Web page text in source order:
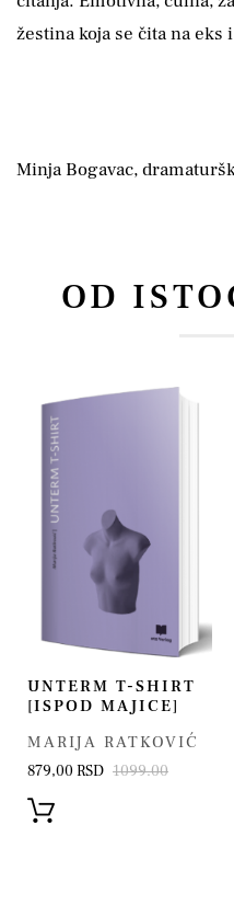
žestina koja se čita na eks
Minja Bogavac,
OD
UNTERM T-SHIRT
[ISPOD MAJICE]
MARIJA RATKOVIĆ
879,00 RSD 1099.00